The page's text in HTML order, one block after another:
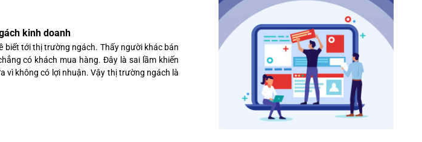
kinh doanh
biết tới thị trường ngách. Thấy người khác bán
có khách mua hàng. Đây là sai lầm khiến
vì không có lợi nhuận. Vậy thị trường ngách là